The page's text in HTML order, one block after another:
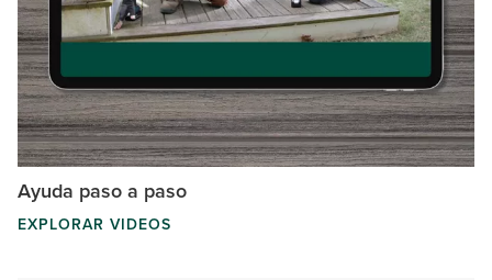
Ayuda paso a paso
EXPLORAR VIDEOS